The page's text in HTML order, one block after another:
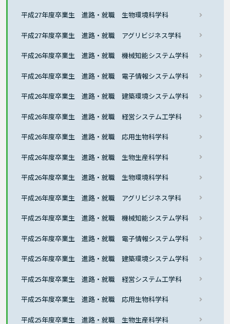
平成27年度卒業生 進路・就職 生物環境科学科
平成27年度卒業生 進路・就職 アグリビジネス学科
平成26年度卒業生 進路・就職 機械知能システム学科
平成26年度卒業生 進路・就職 電子情報システム学科
平成26年度卒業生 進路・就職 建築環境システム学科
平成26年度卒業生 進路・就職 経営システム工学科
平成26年度卒業生 進路・就職 応用生物科学科
平成26年度卒業生 進路・就職 生物生産科学科
平成26年度卒業生 進路・就職 生物環境科学科
平成26年度卒業生 進路・就職 アグリビジネス学科
平成25年度卒業生 進路・就職 機械知能システム学科
平成25年度卒業生 進路・就職 電子情報システム学科
平成25年度卒業生 進路・就職 建築環境システム学科
平成25年度卒業生 進路・就職 経営システム工学科
平成25年度卒業生 進路・就職 応用生物科学科
平成25年度卒業生 進路・就職 生物生産科学科